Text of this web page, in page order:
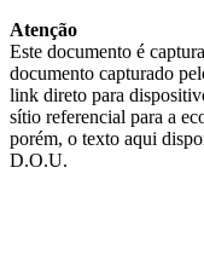
Atenção
Este documento é
documento capturado
link direto para
sítio referencial para a
porém, o texto aqui
D.O.U.